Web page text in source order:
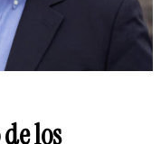
los